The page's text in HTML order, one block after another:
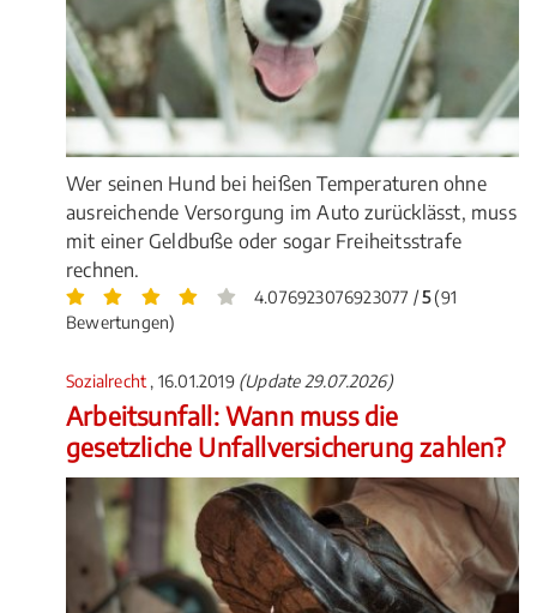
Wer seinen Hund bei heißen Temperaturen ohne
ausreichende Versorgung im Auto zurücklässt, muss
mit einer Geldbuße oder sogar Freiheitsstrafe
rechnen.
4.076923076923077 /5(91
Bewertungen)
Sozialrecht , 16.01.2019 (Update 29.07.2026)
Arbeitsunfall: Wann muss die
gesetzliche Unfallversicherung zahlen?